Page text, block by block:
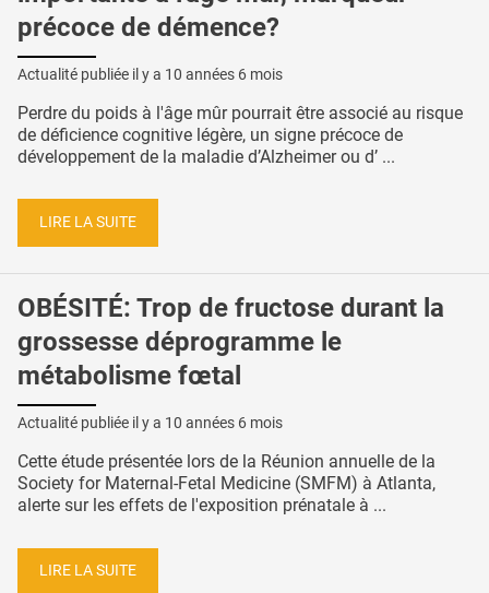
précoce de démence?
Actualité publiée il y a 10 années 6 mois
Perdre du poids à l'âge mûr pourrait être associé au risque
de déficience cognitive légère, un signe précoce de
développement de la maladie d’Alzheimer ou d’ ...
LIRE LA SUITE
OBÉSITÉ: Trop de fructose durant la
grossesse déprogramme le
métabolisme fœtal
Actualité publiée il y a 10 années 6 mois
Cette étude présentée lors de la Réunion annuelle de la
Society for Maternal-Fetal Medicine (SMFM) à Atlanta,
alerte sur les effets de l'exposition prénatale à ...
LIRE LA SUITE